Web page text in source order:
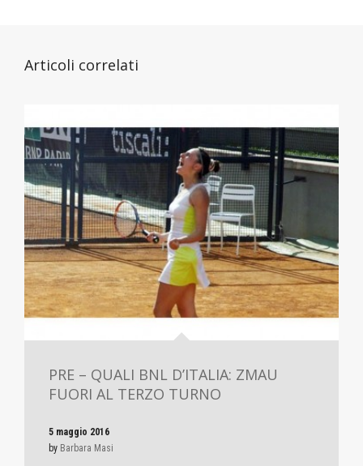
Articoli correlati
PRE – QUALI BNL D’ITALIA: ZMAU
FUORI AL TERZO TURNO
5 maggio 2016
by Barbara Masi